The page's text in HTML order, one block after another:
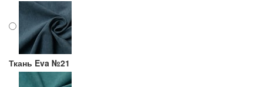
Ткань Eva №21